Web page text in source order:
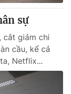
có sự chấp
phát hành lại
sự
cắt giảm chi
cầu, kể cả
Netflix...